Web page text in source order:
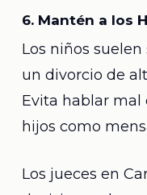
6. Mantén a los
Los niños
un divorcio de
Evita hablar mal
hijos como
Los jueces en